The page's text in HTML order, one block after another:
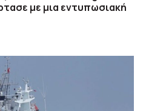
με μια εντυπωσιακή